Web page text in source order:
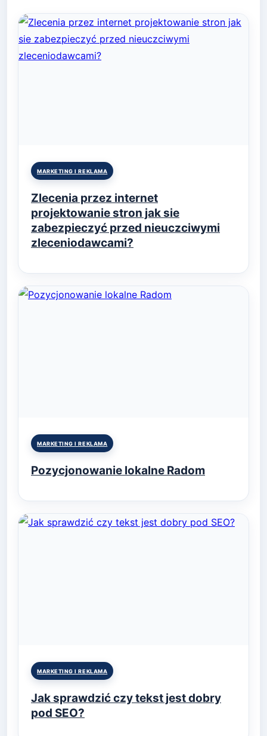
Posted
MARKETING I REKLAMA
Zlecenia przez internet
projektowanie stron jak sie
zabezpieczyć przed nieuczciwymi
zleceniodawcami?
Posted
MARKETING I REKLAMA
Pozycjonowanie lokalne Radom
Posted
MARKETING I REKLAMA
Jak sprawdzić czy tekst jest dobry
pod SEO?